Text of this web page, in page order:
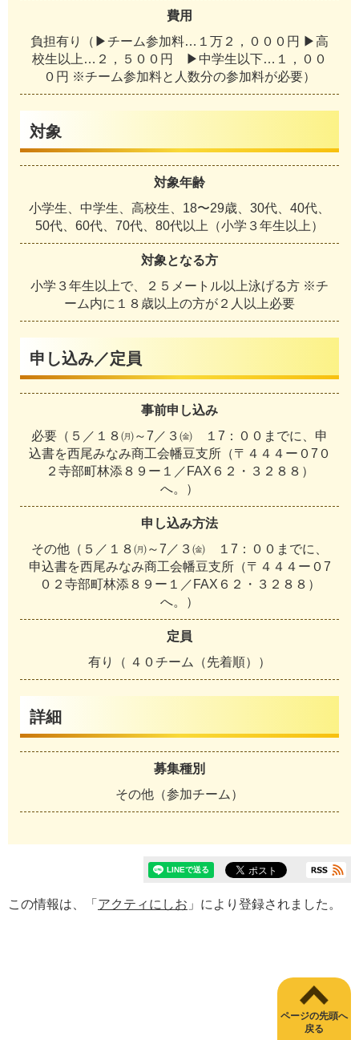
費用
負担有り（▶チーム参加料…１万２，０００円 ▶高
校生以上…２，５００円 ▶中学生以下…１，００
０円 ※チーム参加料と人数分の参加料が必要）
対象
対象年齢
小学生、中学生、高校生、18〜29歳、30代、40代、
50代、60代、70代、80代以上（小学３年生以上）
対象となる方
小学３年生以上で、２５メートル以上泳げる方 ※チ
ーム内に１８歳以上の方が２人以上必要
申し込み／定員
事前申し込み
必要（５／１８㈪～7／３㈮ １7：００までに、申
込書を西尾みなみ商工会幡豆支所（〒４４４ー０7０
２寺部町林添８９ー１／FAX６２・３２８８）
へ。）
申し込み方法
その他（５／１８㈪～7／３㈮ １7：００までに、
申込書を西尾みなみ商工会幡豆支所（〒４４４ー０7
０２寺部町林添８９ー１／FAX６２・３２８８）
へ。）
定員
有り（ ４０チーム（先着順））
詳細
募集種別
その他（参加チーム）
この情報は、「 アクティにしお 」により登録されました。
ページの先頭へ
戻る